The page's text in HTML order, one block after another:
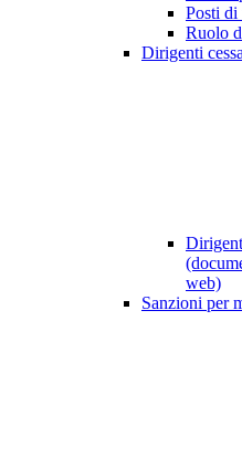
Posti
Ruolo
Dirigenti
web)
Sanzioni per